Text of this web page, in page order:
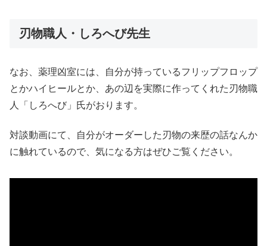
刃物職人・しろへび先生
なお、薬理凶室には、自分が持っているフリップフロップ
とかハイヒールとか、あの辺を実際に作ってくれた刃物職
人「しろへび」氏がおります。
対談動画にて、自分がオーダーした刃物の来歴の話なんか
に触れているので、気になる方はぜひご覧ください。